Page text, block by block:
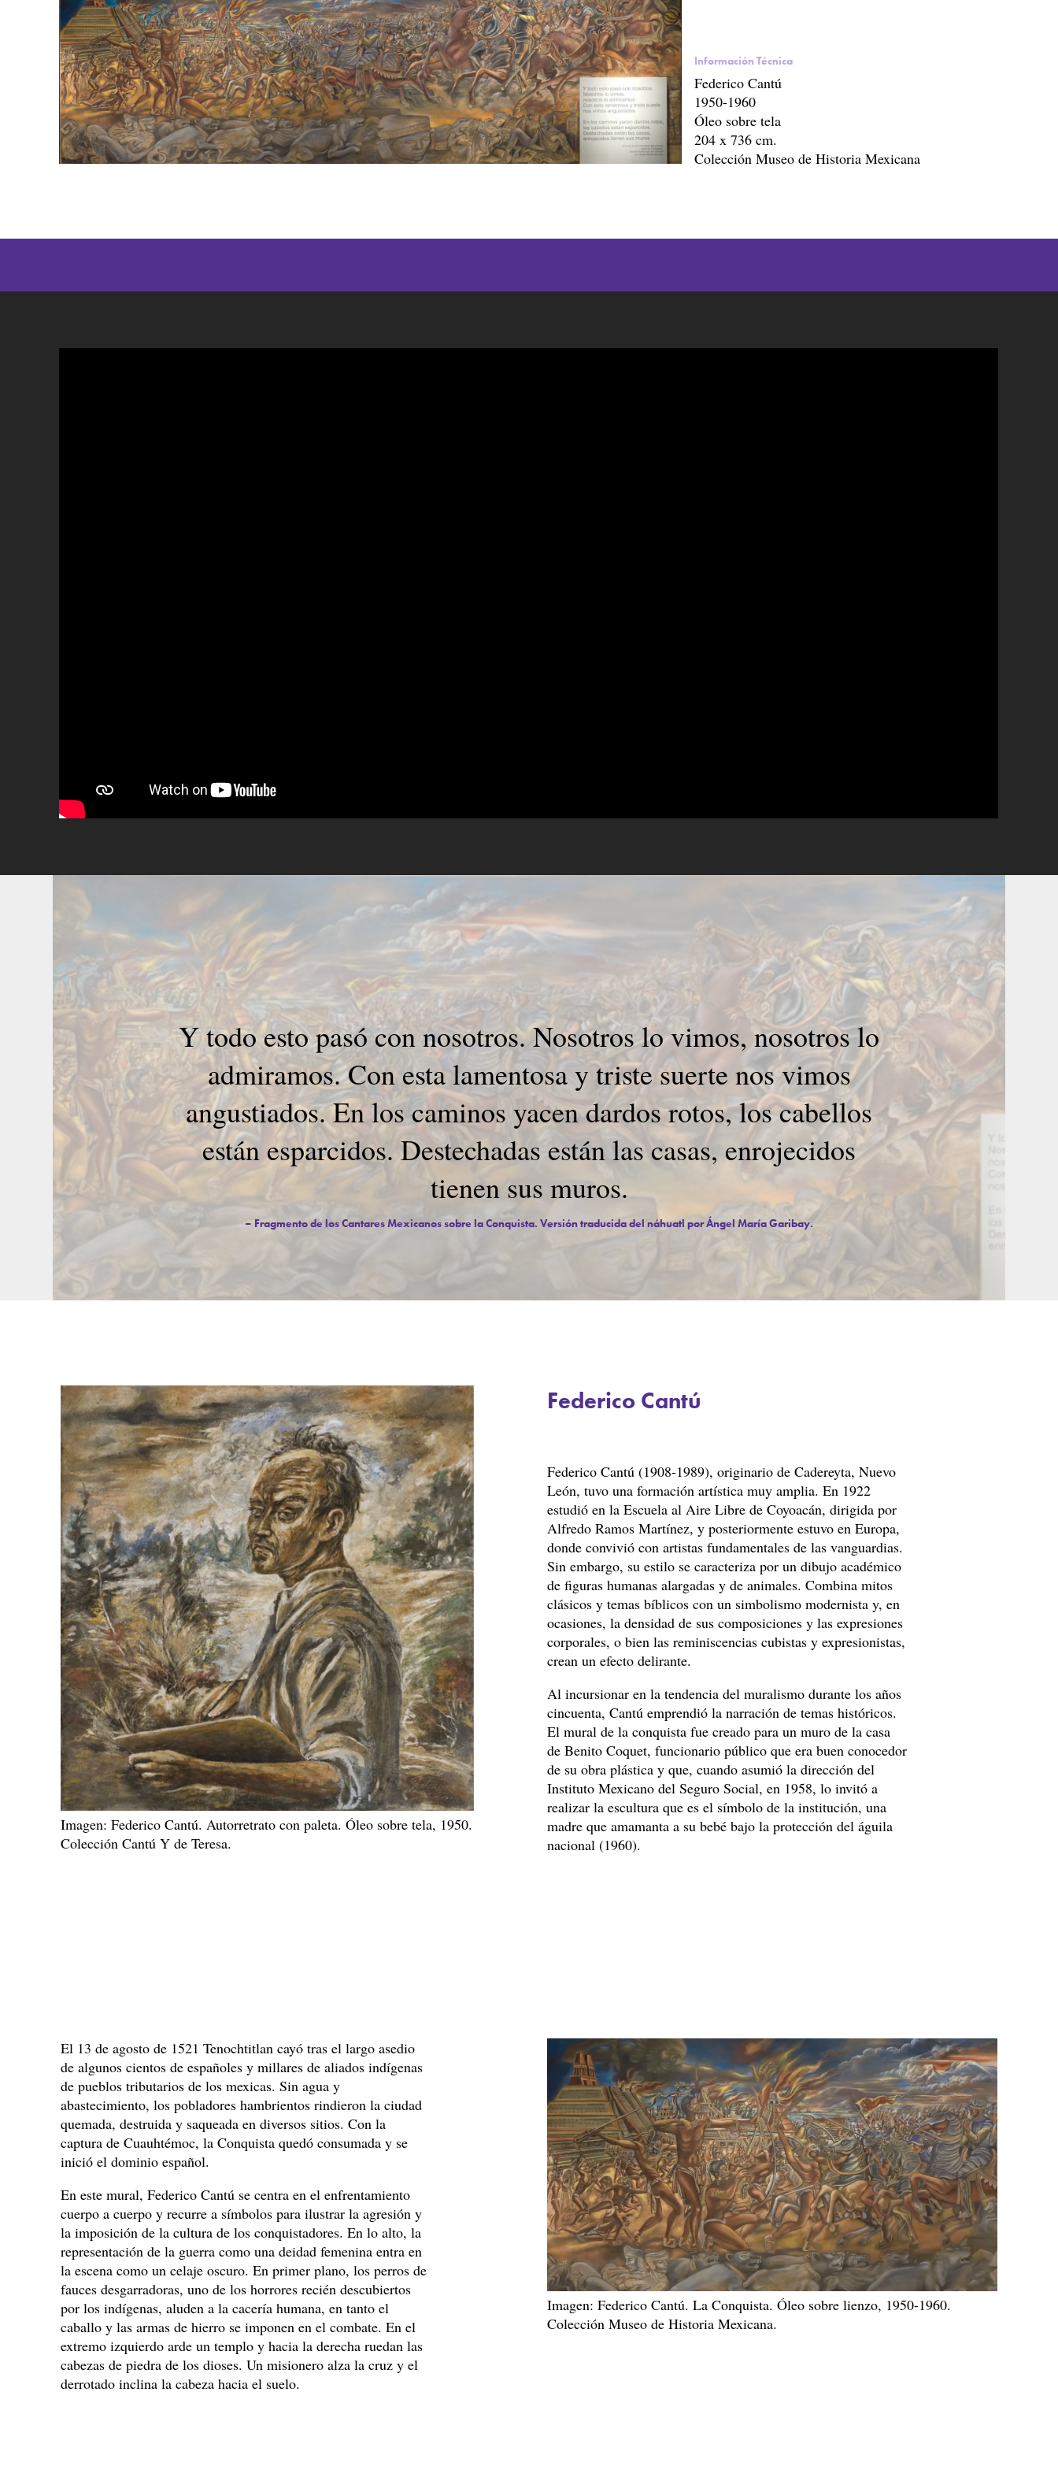
Información Técnica
Federico Cantú
1950-1960
Óleo sobre tela
204 x 736 cm.
Colección Museo de Historia Mexicana
Y todo esto pasó con nosotros. Nosotros lo vimos, nosotros lo
admiramos. Con esta lamentosa y triste suerte nos vimos
angustiados. En los caminos yacen dardos rotos, los cabellos
están esparcidos. Destechadas están las casas, enrojecidos
tienen sus muros.
Fragmento de los Cantares Mexicanos sobre la Conquista. Versión traducida del náhuatl por Ángel María Garibay.
Imagen: Federico Cantú. Autorretrato con paleta. Óleo sobre tela, 1950.
Colección Cantú Y de Teresa.
Federico Cantú
Federico Cantú (1908-1989), originario de Cadereyta, Nuevo
León, tuvo una formación artística muy amplia. En 1922
estudió en la Escuela al Aire Libre de Coyoacán, dirigida por
Alfredo Ramos Martínez, y posteriormente estuvo en Europa,
donde convivió con artistas fundamentales de las vanguardias.
Sin embargo, su estilo se caracteriza por un dibujo académico
de figuras humanas alargadas y de animales. Combina mitos
clásicos y temas bíblicos con un simbolismo modernista y, en
ocasiones, la densidad de sus composiciones y las expresiones
corporales, o bien las reminiscencias cubistas y expresionistas,
crean un efecto delirante.
Al incursionar en la tendencia del muralismo durante los años
cincuenta, Cantú emprendió la narración de temas históricos.
El mural de la conquista fue creado para un muro de la casa
de Benito Coquet, funcionario público que era buen conocedor
de su obra plástica y que, cuando asumió la dirección del
Instituto Mexicano del Seguro Social, en 1958, lo invitó a
realizar la escultura que es el símbolo de la institución, una
madre que amamanta a su bebé bajo la protección del águila
nacional (1960).
El 13 de agosto de 1521 Tenochtitlan cayó tras el largo asedio
de algunos cientos de españoles y millares de aliados indígenas
de pueblos tributarios de los mexicas. Sin agua y
abastecimiento, los pobladores hambrientos rindieron la ciudad
quemada, destruida y saqueada en diversos sitios. Con la
captura de Cuauhtémoc, la Conquista quedó consumada y se
inició el dominio español.
En este mural, Federico Cantú se centra en el enfrentamiento
cuerpo a cuerpo y recurre a símbolos para ilustrar la agresión y
la imposición de la cultura de los conquistadores. En lo alto, la
representación de la guerra como una deidad femenina entra en
la escena como un celaje oscuro. En primer plano, los perros de
fauces desgarradoras, uno de los horrores recién descubiertos
por los indígenas, aluden a la cacería humana, en tanto el
caballo y las armas de hierro se imponen en el combate. En el
extremo izquierdo arde un templo y hacia la derecha ruedan las
cabezas de piedra de los dioses. Un misionero alza la cruz y el
derrotado inclina la cabeza hacia el suelo.
Imagen: Federico Cantú. La Conquista. Óleo sobre lienzo, 1950-1960.
Colección Museo de Historia Mexicana.